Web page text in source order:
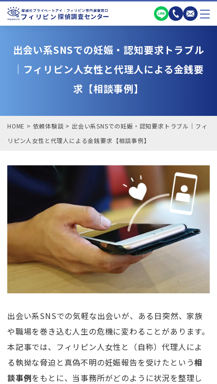
出会い系SNSでの妊娠・認知要求トラブル
｜フィリピン人女性と代理人による金銭要
求【相談事例】
HOME > 依頼体験談 > 出会い系SNSでの妊娠・認知要求トラブル｜フィ
リピン人女性と代理人による金銭要求【相談事例】
出会い系SNSでの気軽な出会いが、ある日突然、家族
や職場を巻き込む人生の危機に変わることがあります。
本記事では、フィリピン人女性と（自称）代理人によ
る執拗な脅迫と真偽不明の妊娠報告を受けたという相
談事例をもとに、当事務所がどのように状況を整理し